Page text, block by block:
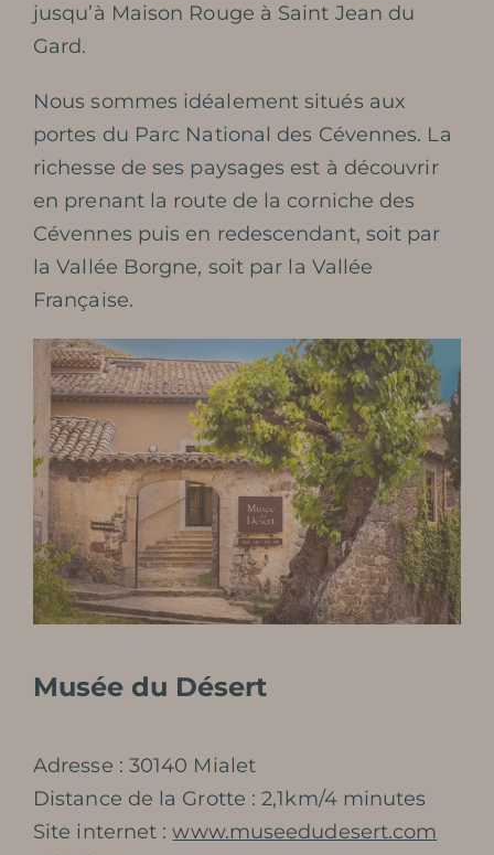
jusqu’à Maison Rouge à Saint Jean du
Gard.
Nous sommes idéalement situés aux
portes du Parc National des Cévennes. La
richesse de ses paysages est à découvrir
en prenant la route de la corniche des
Cévennes puis en redescendant, soit par
la Vallée Borgne, soit par la Vallée
Française.
Musée du Désert
Adresse : 30140 Mialet
Distance de la Grotte : 2,1km/4 minutes
Site internet :www.museedudesert.com